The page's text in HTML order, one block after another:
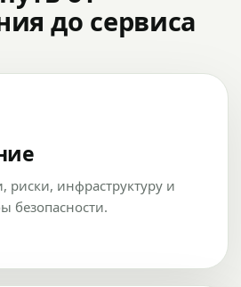
до сервиса
риски, инфраструктуру и
безопасности.